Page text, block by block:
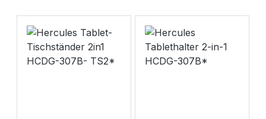
befestigen an 3 cm
Tischen, Rund- &
Rechteckstangen-
Anbringung von
externen
Blitzgeräten oder